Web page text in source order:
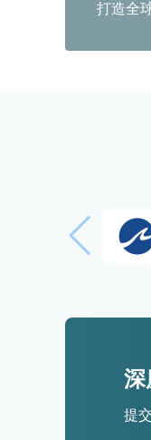
打造全
深
提